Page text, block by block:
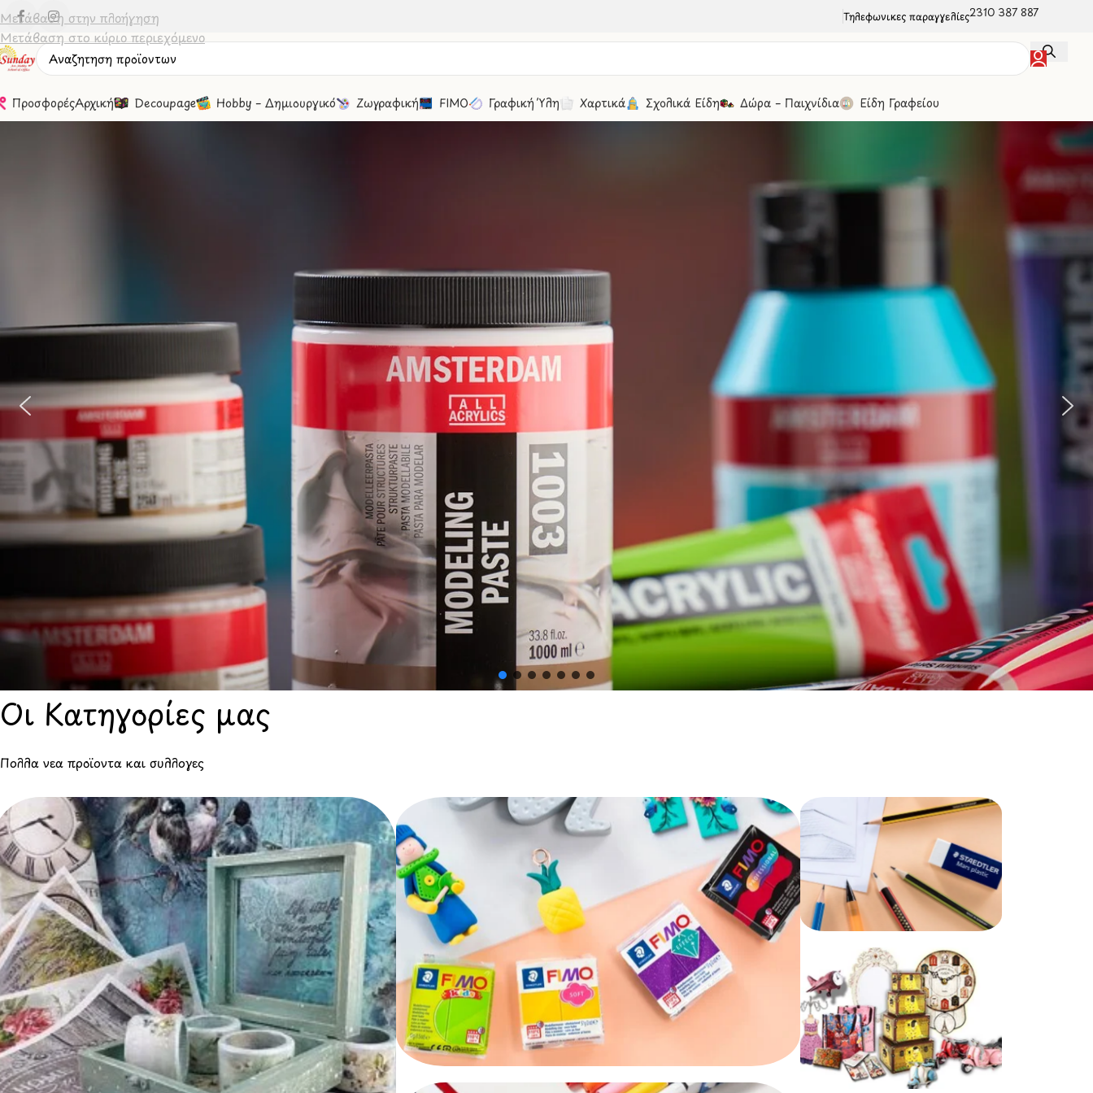
Μετάβαση στην πλοήγηση
Μετάβαση στο κύριο περιεχόμενο
Τηλεφωνικές παραγγελίες2310 387 887
ΠροσφορέςΑρχική Decoupage Hobby – Δημιουργικό Ζωγραφική FIMO Γραφική Ύλη Χαρτικά Σχολικά Είδη Δώρα – Παιχνίδια Είδη Γραφείου
Οι Κατηγορίες μας
Πολλά νέα προϊόντα και συλλογές
Γραφική Ύλη